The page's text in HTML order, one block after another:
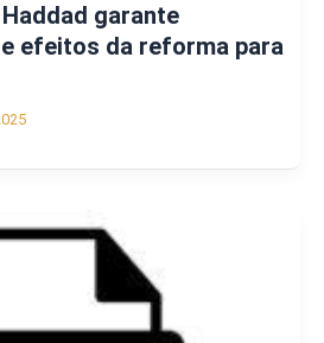
garante
efeitos da reforma para